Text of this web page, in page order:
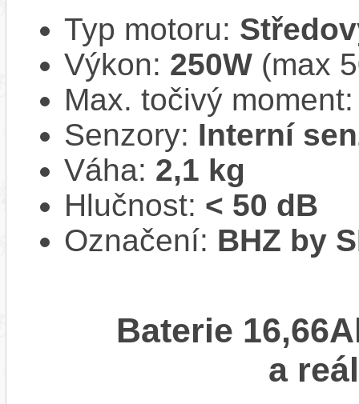
Typ motoru:
Výkon: 250W (max
Max. točivý
Senzory: Interní
Váha: 2,1 kg
Hlučnost: < 50 dB
Označení: BHZ by
Baterie
a